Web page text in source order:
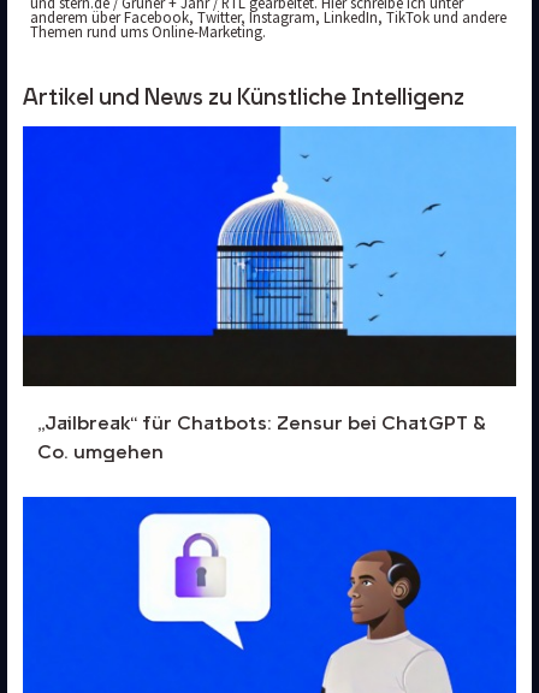
anderem über Facebook, Twitter, Instagram, LinkedIn, TikTok und andere
Themen rund ums Online-Marketing.
Artikel und News zu Künstliche Intelligenz
„Jailbreak“ für Chatbots: Zensur bei ChatGPT &
Co. umgehen